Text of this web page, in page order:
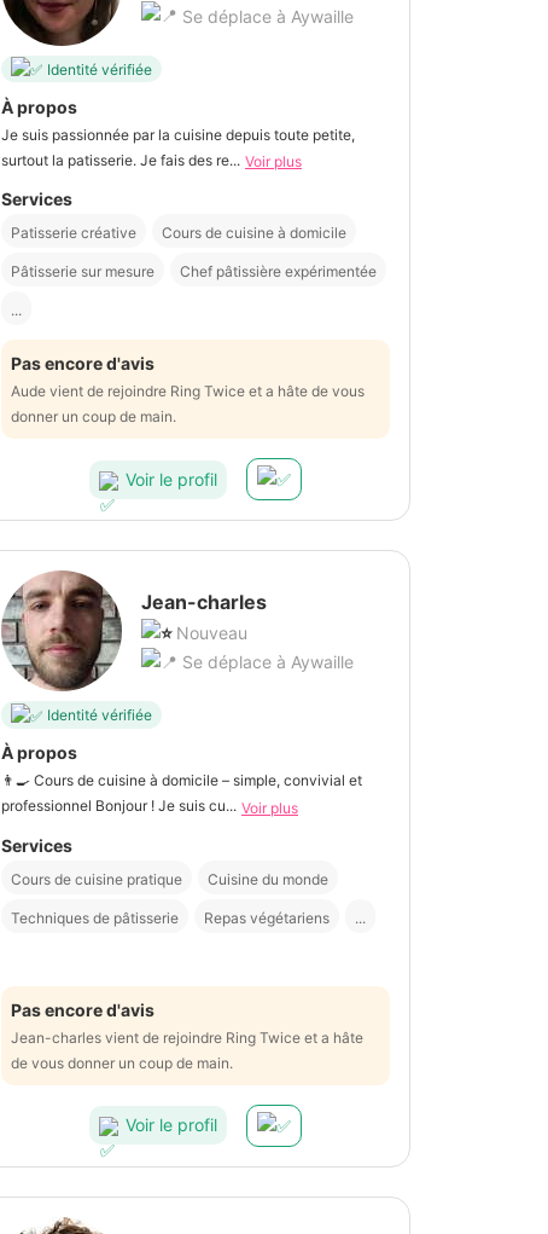
Se déplace à Aywaille
Identité vérifiée
À propos
Je suis passionnée par la cuisine depuis toute petite,
surtout la patisserie. Je fais des re... Voir plus
Services
Patisserie créative Cours de cuisine à domicile
Pâtisserie sur mesure Chef pâtissière expérimentée
...
Pas encore d'avis
Aude vient de rejoindre Ring Twice et a hâte de vous
donner un coup de main.
Voir le profil
Jean-charles
Nouveau
Se déplace à Aywaille
Identité vérifiée
À propos
👨‍🍳 Cours de cuisine à domicile – simple, convivial et
professionnel Bonjour ! Je suis cu... Voir plus
Services
Cours de cuisine pratique Cuisine du monde
Techniques de pâtisserie Repas végétariens ...
Pas encore d'avis
Jean-charles vient de rejoindre Ring Twice et a hâte
de vous donner un coup de main.
Voir le profil